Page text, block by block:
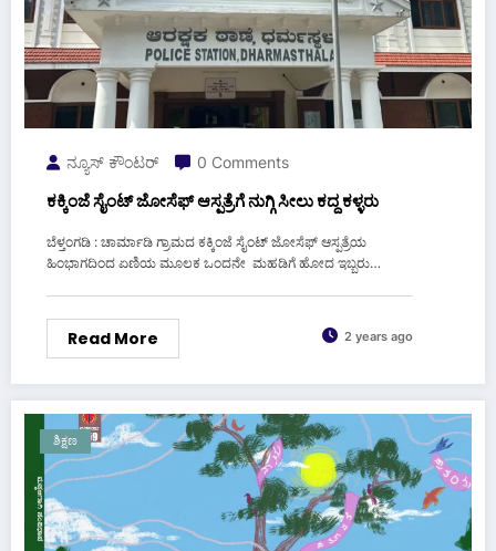
ನ್ಯೂಸ್ ಕೌಂಟರ್ 0 Comments
ಕಕ್ಕಿಂಜೆ ಸೈಂಟ್‌ ಜೋಸೆಫ್‌ ಆಸ್ಪತ್ರೆಗೆ ನುಗ್ಗಿ ಸೀಲು ಕದ್ದ ಕಳ್ಳರು
ಬೆಳ್ತಂಗಡಿ : ಚಾರ್ಮಾಡಿ ಗ್ರಾಮದ ಕಕ್ಕಿಂಜೆ ಸೈಂಟ್‌ ಜೋಸೆಫ್‌ ಆಸ್ಪತ್ರೆಯ
ಹಿಂಭಾಗದಿಂದ ಏಣಿಯ ಮೂಲಕ ಒಂದನೇ ಮಹಡಿಗೆ ಹೋದ ಇಬ್ಬರು…
Read More 2 years ago
ಶಿಕ್ಷಣ